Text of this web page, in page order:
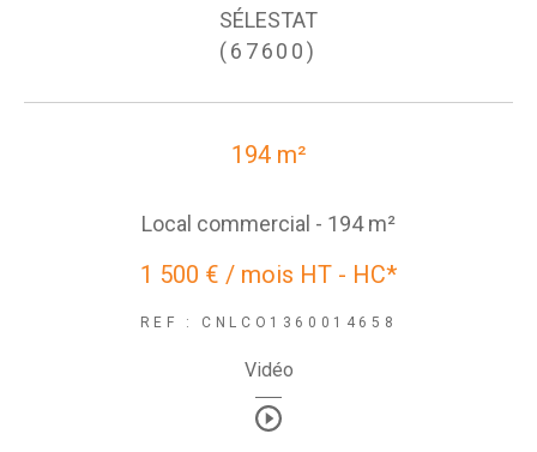
SÉLESTAT
(67600)
194 m²
Local commercial - 194 m²
1 500 € / mois HT - HC*
REF : CNLCO1360014658
Vidéo